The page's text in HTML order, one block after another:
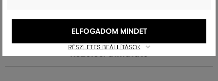
Kezelési útmutató
RÉSZLETES BEÁLLÍTÁSOK
ELFOGADOM MINDET